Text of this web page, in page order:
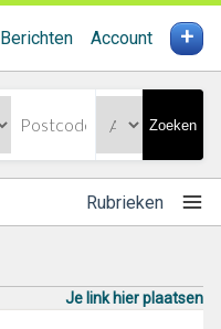
Berichten Account +
Zoeken
Rubrieken
Je link hier plaatsen